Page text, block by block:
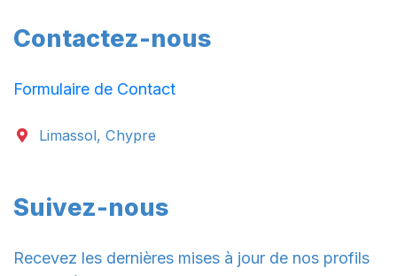
Contactez-nous
Formulaire de Contact
Limassol, Chypre
Suivez-nous
Recevez les dernières mises à jour de nos profils